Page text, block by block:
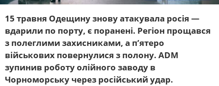
15 травня Одещину знову атакувала росія —
вдарили по порту, є поранені. Регіон прощався
з полеглими захисниками, а п’ятеро
військових повернулися з полону. ADM
зупинив роботу олійного заводу в
Чорноморську через російський удар.